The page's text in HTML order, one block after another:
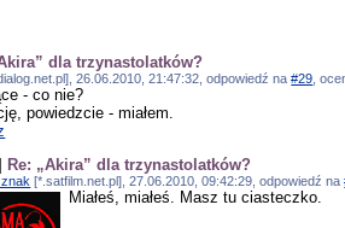
dla trzynastolatków?
26.06.2010, 21:47:32, odpowiedź na#29 ,
- co nie?
powiedzcie - miałem.
Re: „Akira” dla trzynastolatków?
[*.satfilm.net.pl], 27.06.2010, 09:42:29, odpowiedź na
Miałeś, miałeś. Masz tu ciasteczko.